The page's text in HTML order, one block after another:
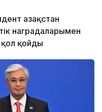
Қазақстан
наградаларымен
қойды